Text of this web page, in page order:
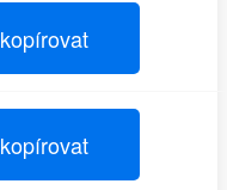
kopírovat
kopírovat